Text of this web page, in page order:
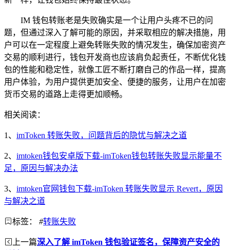
IM 钱包转账老是失败确实是一个让用户头疼不已的问
题，但通过深入了解可能的原因，并采取相应的解决措施，用
户可以在一定程度上避免转账失败的情况发生，确保加密资产
交易的顺利进行，钱包开发商也应该肩负起责任，不断优化钱
包的性能和稳定性，就像工匠不断打磨自己的作品一样，提高
用户体验，为用户提供更加安全、便捷的服务，让用户在加密
货币交易的道路上走得更加顺畅。
相关阅读：
1、 imToken 转账失败，问题背后的隐忧与解决之道
2、 imtoken钱包安卓版下载-imToken钱包转账失败显示能量不
足，原因与解决办法
3、 imtoken官网钱包下载-imToken 转账失败显示 Revert，原因
与解决之道
标签： #转账失败
上一篇深入了解 imToken 钱包验证签名，保障资产安全的